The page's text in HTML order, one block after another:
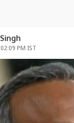
PM IST